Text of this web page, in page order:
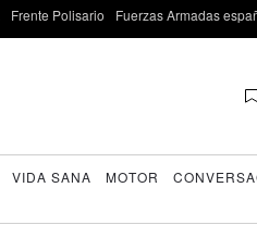
Frente Polisario Fuerzas Armadas
VIDA SANA MOTOR